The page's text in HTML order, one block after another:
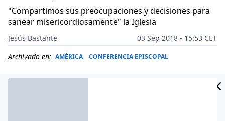
"Compartimos sus preocupaciones y decisiones para
sanear misericordiosamente" la Iglesia
Jesús Bastante
03 Sep 2018 - 15:53 CET
Archivado en: AMÉRICA CONFERENCIA EPISCOPAL